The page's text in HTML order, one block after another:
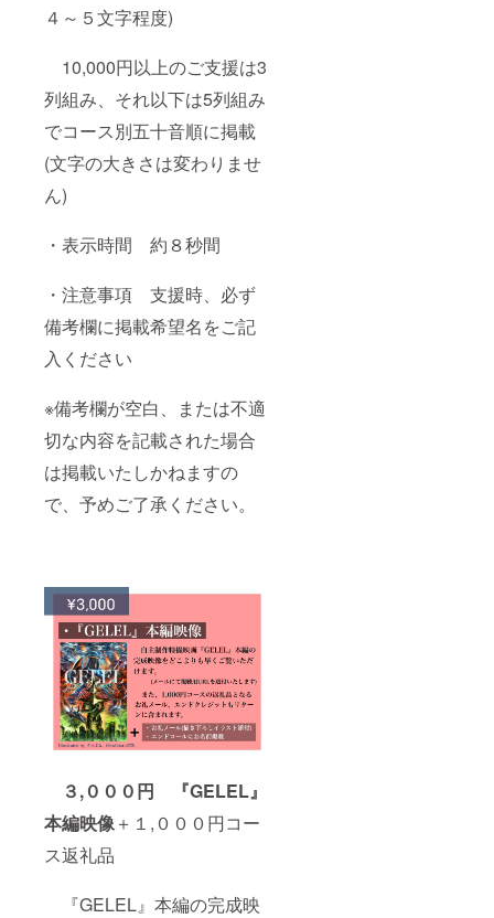
４～５文字程度)
10,000円以上のご支援は3
列組み、それ以下は5列組み
でコース別五十音順に掲載
(文字の大きさは変わりませ
ん)
・表示時間 約８秒間
・注意事項 支援時、必ず
備考欄に掲載希望名をご記
入ください
※備考欄が空白、または不適
切な内容を記載された場合
は掲載いたしかねますの
で、予めご了承ください。
３,０００円 『GELEL』
本編映像＋１,０００円コー
ス返礼品
『GELEL』本編の完成映